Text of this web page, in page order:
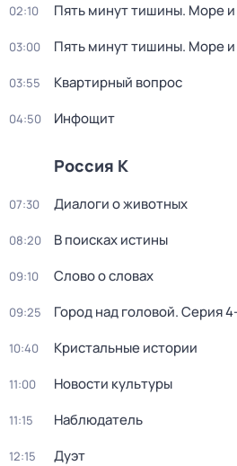
02:10 Пять минут тишины. Море
03:00 Пять минут тишины. Море
03:55 Квартирный вопрос
04:50 Инфощит
Россия К
07:30 Диалоги о животных
08:20 В поисках истины
09:10 Слово о словах
09:25 Город над головой. Серия
10:40 Кристальные истории
11:00 Новости культуры
11:15 Наблюдатель
12:15 Дуэт